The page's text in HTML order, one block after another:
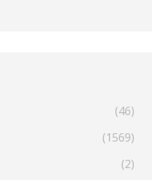
(46)
(1569)
(2)